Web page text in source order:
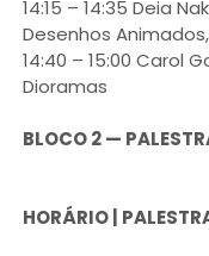
14:15 – 14:35 Deia
Desenhos
14:40 – 15:00 Carol
Dioramas
BLOCO 2 —
HORÁRIO |